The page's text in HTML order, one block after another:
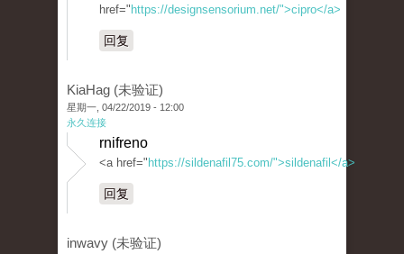
href=" https://designsensorium.net/">cipro</a>
回复
KiaHag (未验证)
星期一, 04/22/2019 - 12:00
永久连接
rnifreno
<a href=" https://sildenafil75.com/">sildenafil</a>
回复
inwavy (未验证)